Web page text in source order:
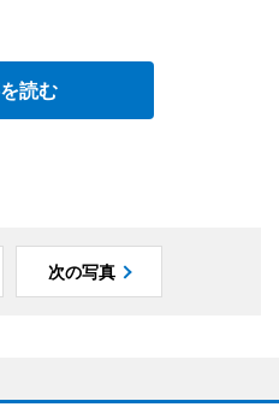
読む
次の写真